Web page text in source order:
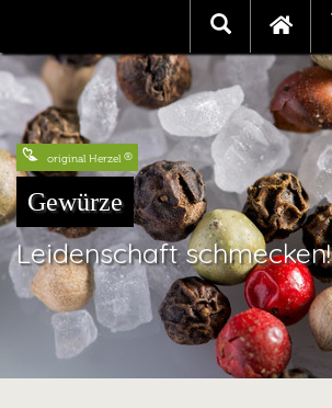
original Herzel
Gewürze
Leidenschaft schmecken!